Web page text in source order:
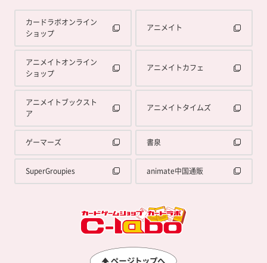
カードラボオンライン
ショップ
アニメイト
アニメイトオンライン
ショップ
アニメイトカフェ
アニメイトブックスト
ア
アニメイトタイムズ
ゲーマーズ 書泉
SuperGroupies animate中国通販